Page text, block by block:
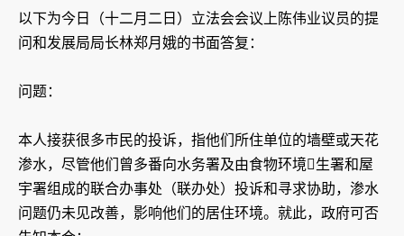
以下为今日（十二月二日）立法会会议上陈伟业议员的提
问和发展局局长林郑月娥的书面答复：
问题：
本人接获很多巿民的投诉，指他们所住单位的墙壁或天花
渗水，尽管他们曾多番向水务署及由食物环境生署和屋
宇署组成的联合办事处（联办处）投诉和寻求协助，渗水
问题仍未见改善，影响他们的居住环境。就此，政府可否